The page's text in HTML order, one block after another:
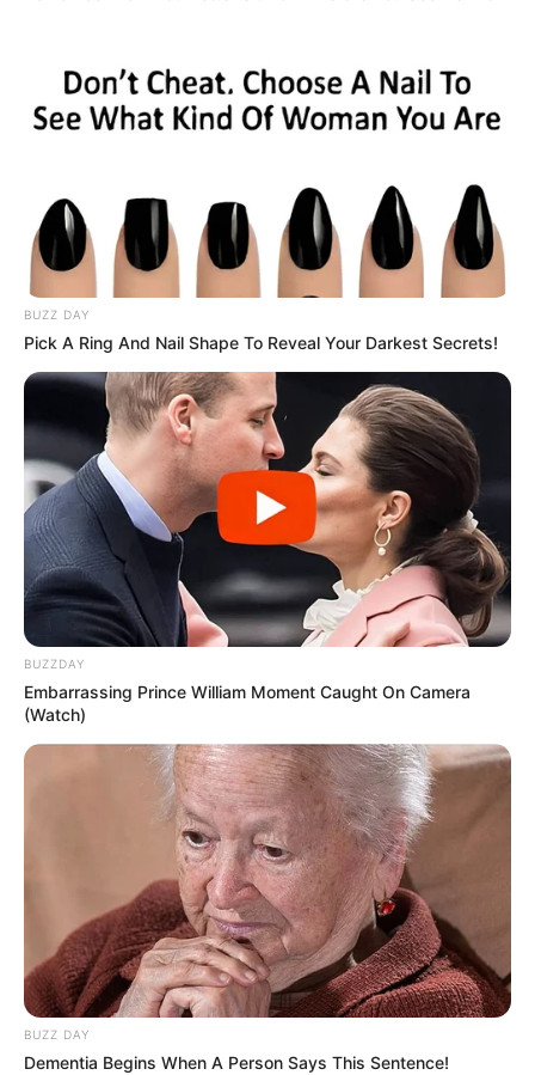
BUZZ DAY
Pick A Ring And Nail Shape To Reveal Your Darkest Secrets!
BUZZDAY
Embarrassing Prince William Moment Caught On Camera
(Watch)
BUZZ DAY
Dementia Begins When A Person Says This Sentence!